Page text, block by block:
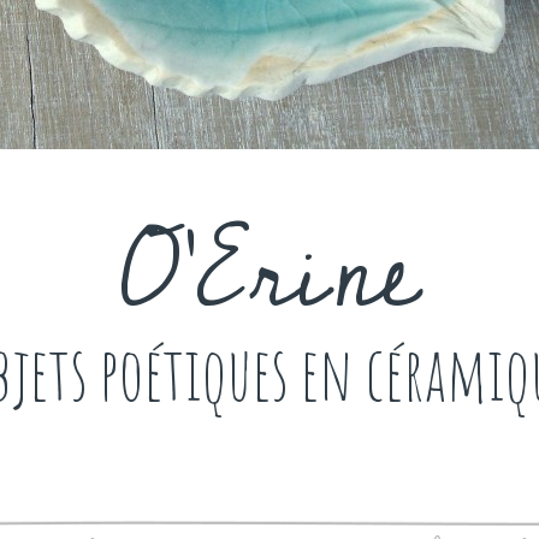
O'Erine
poétiques en